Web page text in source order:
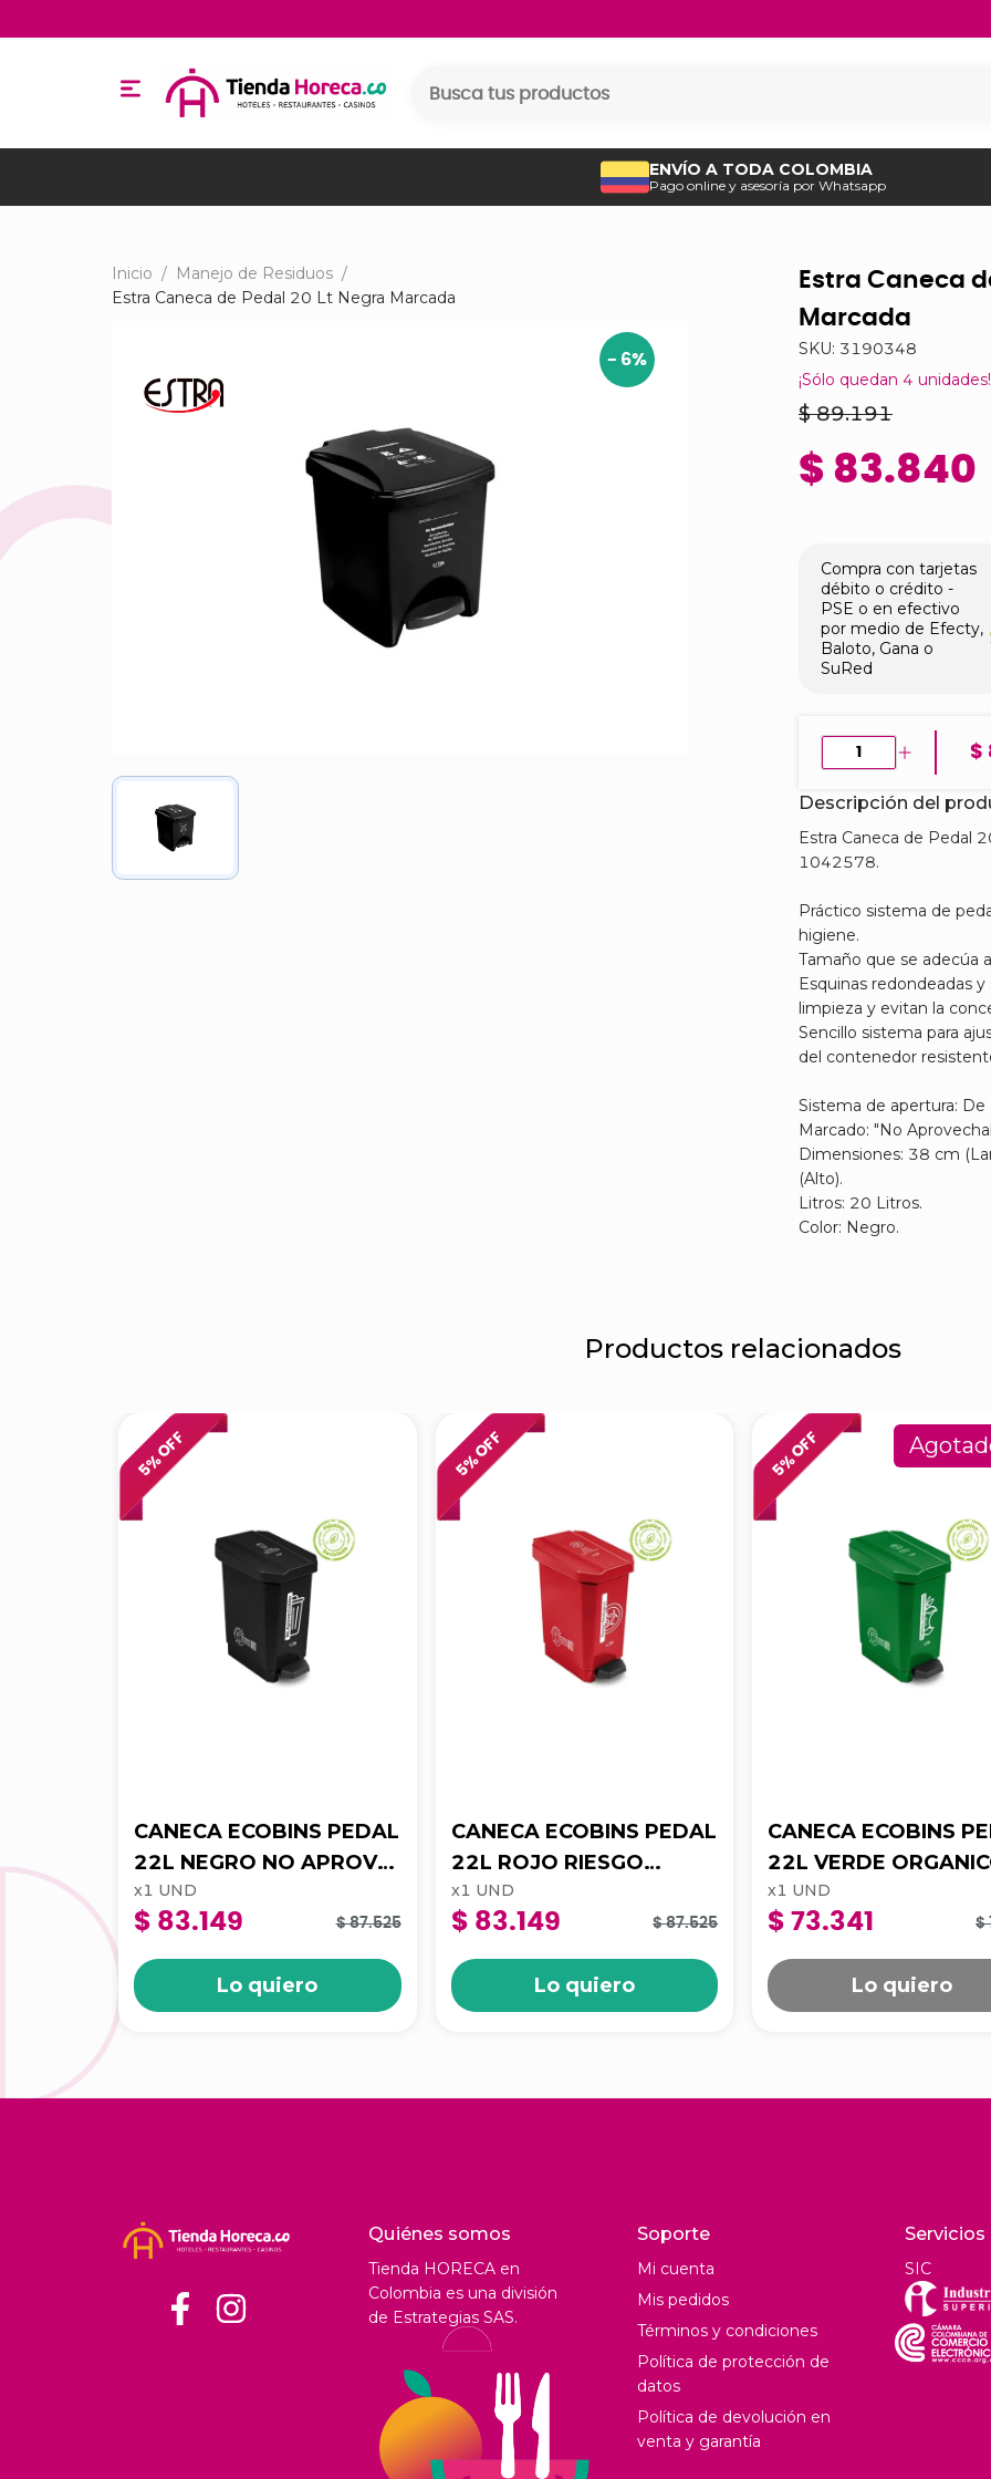
ENVÍO A TODA COLOMBIA
Pago online y asesoría por Whatsapp
Inicio / Manejo de Residuos /
Estra Caneca de Pedal 20 Lt Negra Marcada
- 6%
Estra Caneca
Marcada
SKU: 3190348
¡Sólo quedan 4 unidades!
$ 89.191
$ 83.840
Compra con tarjetas
débito o crédito -
PSE o en efectivo
por medio de Efecty,
Baloto, Gana o
SuRed
$
Descripción del
​Estra Caneca de Pedal
1042578.
Práctico sistema de
higiene.
Tamaño que se adecúa
Esquinas redondeadas
limpieza y evitan la
Sencillo sistema para
del contenedor
Sistema de apertura: De
Marcado: "No
Dimensiones: 38 cm
(Alto).
Litros: 20 Litros.
Color: Negro.
Productos relacionados
5
% OFF
CANECA ECOBINS PEDAL
22L NEGRO NO APROV
4-1050174
x1 UND
$ 83.149 $ 87.525
Lo quiero
5
% OFF
CANECA ECOBINS PEDAL
22L ROJO RIESGO
BIOLOGICO APROV 4-
1050173
x1 UND
$ 83.149 $ 87.525
Lo quiero
5
% OFF
CANECA ECOBINS
22L VERDE
APROV 4-1050172
x1 UND
$ 73.341 $
Lo quiero
Quiénes somos
Tienda HORECA en
Colombia es una división
de Estrategias SAS.
Soporte
Mi cuenta
Mis pedidos
Términos y condiciones
Política de protección de
datos
Política de devolución en
venta y garantía
Servicios
SIC